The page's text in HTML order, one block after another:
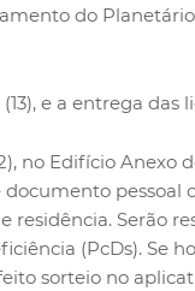
do
e a entrega das
no Edifício Anexo
documento pessoal
Serão
(PcDs). Se
sorteio no